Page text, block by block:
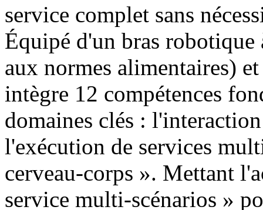
service complet sans
Équipé d'un bras
aux normes alimentaires)
intègre 12 compétences
domaines clés :
l'exécution de services
cerveau-corps ». Mettant
service multi-scénarios »